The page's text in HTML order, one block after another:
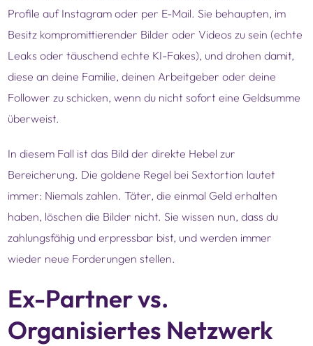
Profile auf Instagram oder per E-Mail. Sie behaupten, im
Besitz kompromittierender Bilder oder Videos zu sein (echte
Leaks oder täuschend echte KI-Fakes), und drohen damit,
diese an deine Familie, deinen Arbeitgeber oder deine
Follower zu schicken, wenn du nicht sofort eine Geldsumme
überweist.
In diesem Fall ist das Bild der direkte Hebel zur
Bereicherung. Die goldene Regel bei Sextortion lautet
immer: Niemals zahlen. Täter, die einmal Geld erhalten
haben, löschen die Bilder nicht. Sie wissen nun, dass du
zahlungsfähig und erpressbar bist, und werden immer
wieder neue Forderungen stellen.
Ex-Partner vs.
Organisiertes Netzwerk